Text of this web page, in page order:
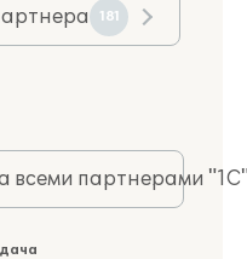
181
всеми партнерами